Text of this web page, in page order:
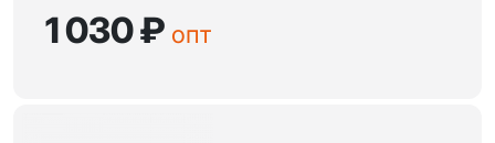
1 030 ₽ опт